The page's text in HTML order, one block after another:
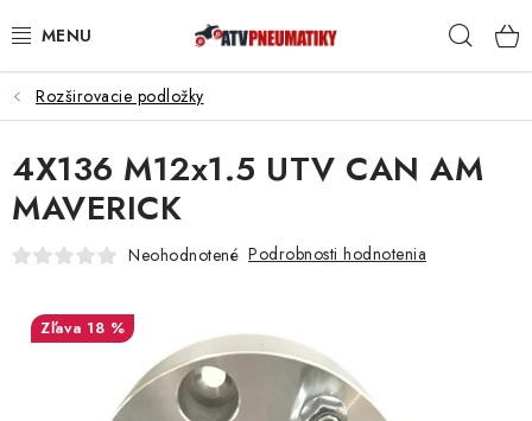
na
PNEUMATIKY
DISKY
ROZŠIROVACIE PODLOŽKY
OCHRANNÉ RÁMY
KUFRE A BOXY
Rozširovacie podložky
4X136 M12x1.5 UTV CAN AM
MAVERICK
Neohodnotené Podrobnosti hodnotenia
18 %